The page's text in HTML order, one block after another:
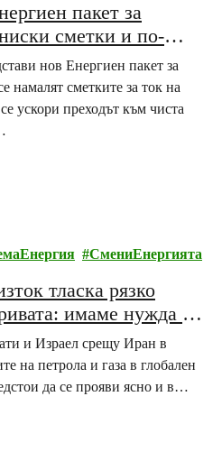
пакет за
сметки и по-
нов Енергиен пакет за
намалят сметките за ток на
ускори преходът към чиста
СмениЕнергията
тласка рязко
имаме нужда от
енергийни общности и
между
и Израел срещу Иран в
на петрола и газа в глобален
да се прояви ясно и в…